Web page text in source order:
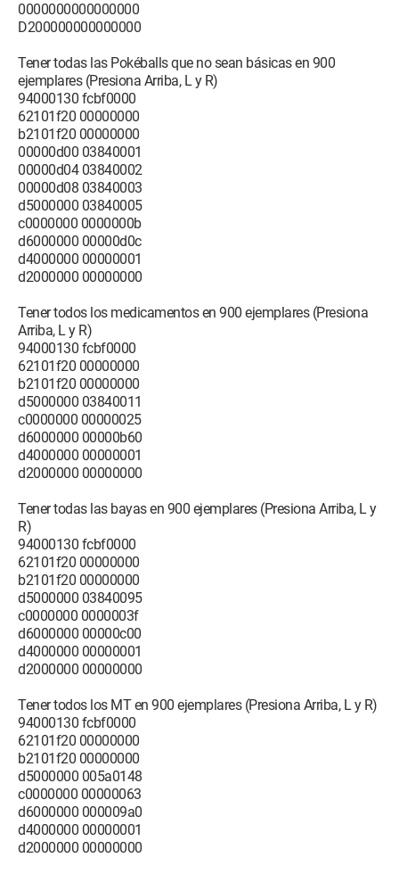
0000000000000000
D200000000000000
Tener todas las Pokéballs que no sean básicas en 900
ejemplares (Presiona Arriba, L y R)
94000130 fcbf0000
62101f20 00000000
b2101f20 00000000
00000d00 03840001
00000d04 03840002
00000d08 03840003
d5000000 03840005
c0000000 0000000b
d6000000 00000d0c
d4000000 00000001
d2000000 00000000
Tener todos los medicamentos en 900 ejemplares (Presiona
Arriba, L y R)
94000130 fcbf0000
62101f20 00000000
b2101f20 00000000
d5000000 03840011
c0000000 00000025
d6000000 00000b60
d4000000 00000001
d2000000 00000000
Tener todas las bayas en 900 ejemplares (Presiona Arriba, L y
R)
94000130 fcbf0000
62101f20 00000000
b2101f20 00000000
d5000000 03840095
c0000000 0000003f
d6000000 00000c00
d4000000 00000001
d2000000 00000000
Tener todos los MT en 900 ejemplares (Presiona Arriba, L y R)
94000130 fcbf0000
62101f20 00000000
b2101f20 00000000
d5000000 005a0148
c0000000 00000063
d6000000 000009a0
d4000000 00000001
d2000000 00000000